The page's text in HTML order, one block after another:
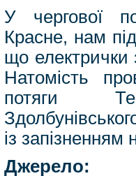
У чергової по
Красне, нам
що електрички
Натомість
потяги
із запізненням
Джерело: